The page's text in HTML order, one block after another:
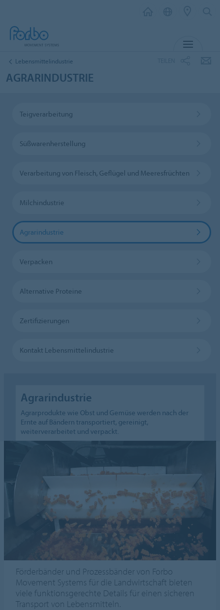
Lebensmittelindustrie
AGRARINDUSTRIE
Teigverarbeitung
Süßwarenherstellung
Verarbeitung von Fleisch, Geflügel und Meeresfrüchten
Milchindustrie
Agrarindustrie
Verpacken
Alternative Proteine
Zertifizierungen
Kontakt Lebensmittelindustrie
Agrarindustrie
Agrarprodukte wie Obst und Gemüse werden nach der
Ernte auf Bändern transportiert, gereinigt,
weiterverarbeitet und verpackt.
Förderbänder und Prozessbänder von Forbo
Movement Systems für die Landwirtschaft bieten
viele funktionsgerechte Details für einen sicheren
Transport von Lebensmitteln.